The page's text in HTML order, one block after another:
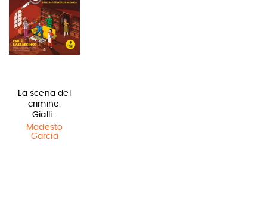
La scena del
crimine.
Gialli…
Modesto
Garcia